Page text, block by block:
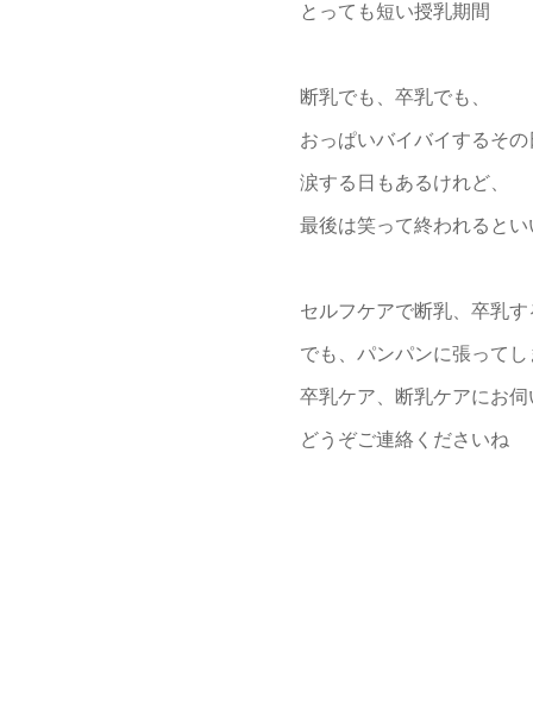
とっても短い授乳期間
断乳でも、卒乳でも、
おっぱいバイバイするそ
涙する日もあるけれど、
最後は笑って終われると
セルフケアで断乳、卒乳
でも、パンパンに張って
卒乳ケア、断乳ケアにお
どうぞご連絡くださいね